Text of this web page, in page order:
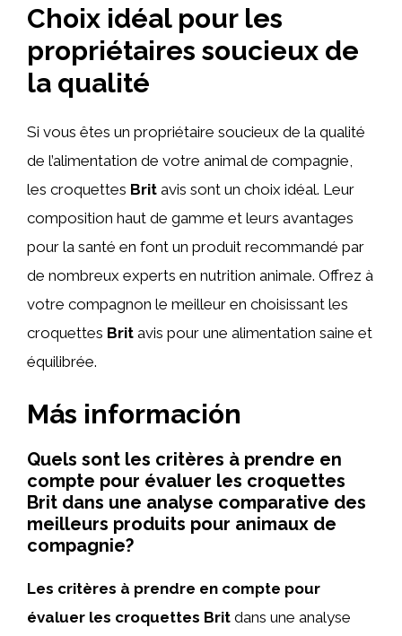
Choix idéal pour les
propriétaires soucieux de
la qualité
Si vous êtes un propriétaire soucieux de la qualité
de l’alimentation de votre animal de compagnie,
les croquettes Brit avis sont un choix idéal. Leur
composition haut de gamme et leurs avantages
pour la santé en font un produit recommandé par
de nombreux experts en nutrition animale. Offrez à
votre compagnon le meilleur en choisissant les
croquettes Brit avis pour une alimentation saine et
équilibrée.
Más información
Quels sont les critères à prendre en
compte pour évaluer les croquettes
Brit dans une analyse comparative des
meilleurs produits pour animaux de
compagnie?
Les critères à prendre en compte pour
évaluer les croquettes Brit dans une analyse